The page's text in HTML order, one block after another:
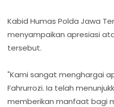
Kabid Humas Polda Jawa
menyampaikan apresiasi
tersebut.
"Kami sangat menghargai
Fahrurrozi. Ia telah
memberikan manfaat bagi